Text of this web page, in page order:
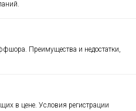
Преимущества и недостатки,
в цене. Условия регистрации